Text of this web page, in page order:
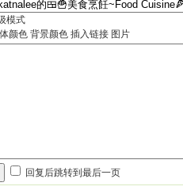
模式
颜色 背景颜色 插入链接 图片
回复后跳转到最后一页